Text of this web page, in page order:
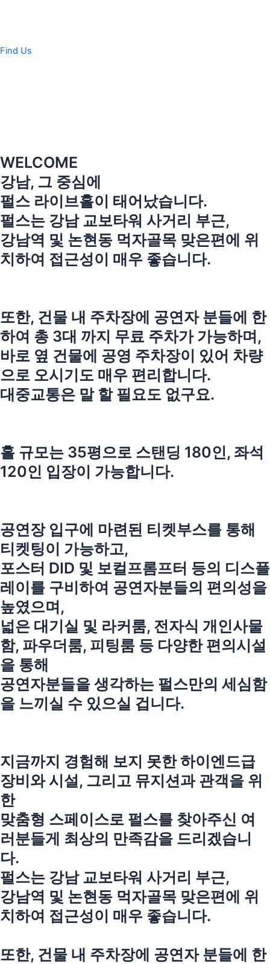
로
Find Us
WELCOME
강남, 그 중심에
펄스 라이브홀이 태어났습니다.
펄스는 강남 교보타워 사거리 부근,
강남역 및 논현동 먹자골목 맞은편에 위
치하여 접근성이 매우 좋습니다.
또한, 건물 내 주차장에 공연자 분들에 한
하여 총 3대 까지 무료 주차가 가능하며,
바로 옆 건물에 공영 주차장이 있어 차량
으로 오시기도 매우 편리합니다.
대중교통은 말 할 필요도 없구요.
홀 규모는 35평으로 스탠딩 180인, 좌석
120인 입장이 가능합니다.
공연장 입구에 마련된 티켓부스를 통해
티켓팅이 가능하고,
포스터 DID 및 보컬프롬프터 등의 디스플
레이를 구비하여 공연자분들의 편의성을
높였으며,
넓은 대기실 및 라커룸, 전자식 개인사물
함, 파우더룸, 피팅룸 등 다양한 편의시설
을 통해
공연자분들을 생각하는 펄스만의 세심함
을 느끼실 수 있으실 겁니다.
지금까지 경험해 보지 못한 하이엔드급
장비와 시설, 그리고 뮤지션과 관객을 위
한
맞춤형 스페이스로 펄스를 찾아주신 여
러분들게 최상의 만족감을 드리겠습니
다.
펄스는 강남 교보타워 사거리 부근,
강남역 및 논현동 먹자골목 맞은편에 위
치하여 접근성이 매우 좋습니다.
또한, 건물 내 주차장에 공연자 분들에 한